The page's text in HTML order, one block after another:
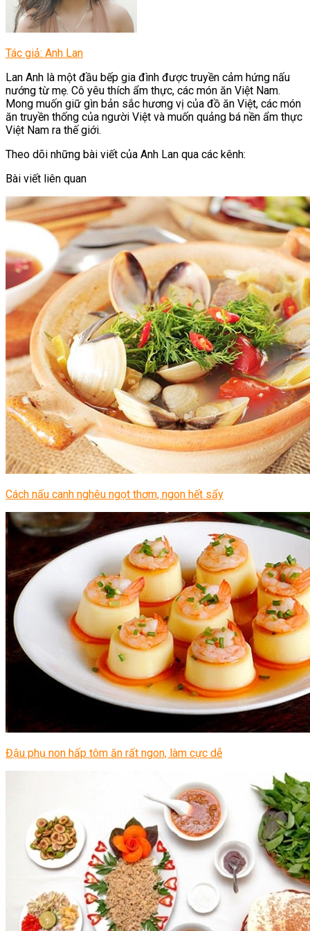
Tác giả: Anh Lan
Lan Anh là một đầu bếp gia đình được truyền cảm hứng nấu
nướng từ mẹ. Cô yêu thích ẩm thực, các món ăn Việt Nam.
Mong muốn giữ gìn bản sắc hương vị của đồ ăn Việt, các món
ăn truyền thống của người Việt và muốn quảng bá nền ẩm thực
Việt Nam ra thế giới.
Theo dõi những bài viết của Anh Lan qua các kênh:
Bài viết liên quan
Cách nấu canh nghêu ngọt thơm, ngon hết sẩy
Đậu phụ non hấp tôm ăn rất ngon, làm cực dễ